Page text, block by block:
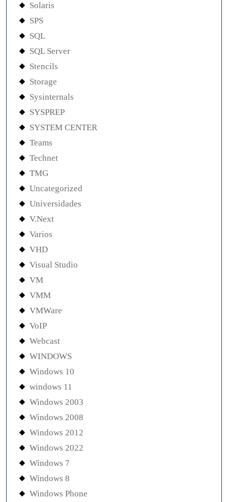
Solaris
SPS
SQL
SQL Server
Stencils
Storage
Sysinternals
SYSPREP
SYSTEM CENTER
Teams
Technet
TMG
Uncategorized
Universidades
V.Next
Varios
VHD
Visual Studio
VM
VMM
VMWare
VoIP
Webcast
WINDOWS
Windows 10
windows 11
Windows 2003
Windows 2008
Windows 2012
Windows 2022
Windows 7
Windows 8
Windows Phone